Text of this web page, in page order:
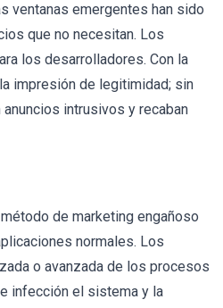
ventanas emergentes han sido
que no necesitan. Los
los desarrolladores. Con la
impresión de legitimidad; sin
intrusivos y recaban
de marketing engañoso
normales. Los
o avanzada de los procesos
infección el sistema y la